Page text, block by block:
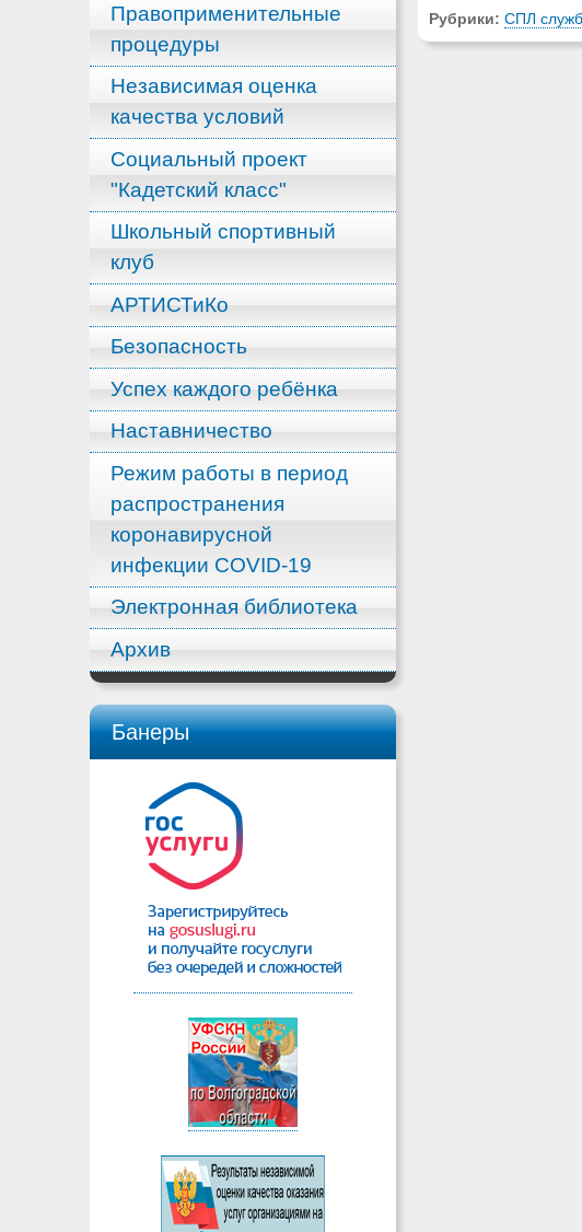
Правоприменительные
процедуры
Независимая оценка
качества условий
Социальный проект
"Кадетский класс"
Школьный спортивный
клуб
АРТИСТиКо
Безопасность
Успех каждого ребёнка
Наставничество
Режим работы в период
распространения
коронавирусной
инфекции COVID-19
Электронная библиотека
Архив
Банеры
Рубрики: СПЛ